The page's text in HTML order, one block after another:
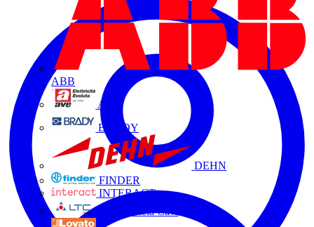
ABB
AVE
BRADY
DEHN
FINDER
INTERACT
La Triveneta Cavi